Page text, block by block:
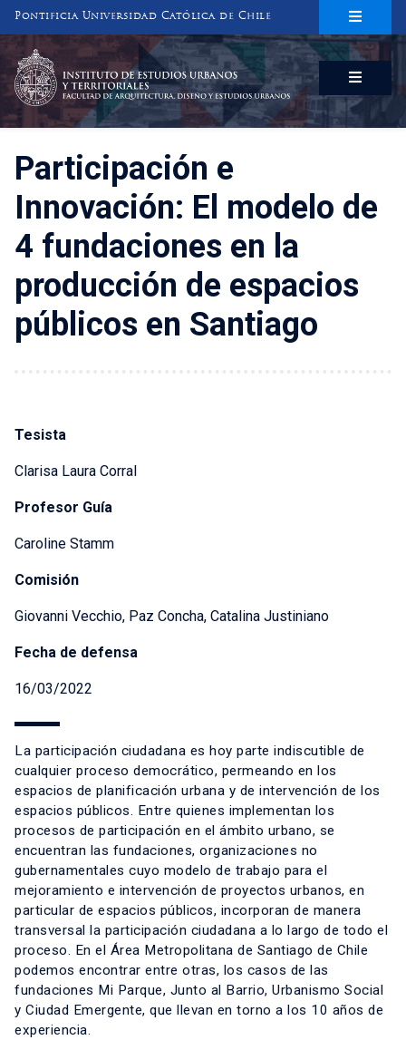
Pontificia Universidad Católica de Chile
INSTITUTO DE ESTUDIOS URBANOS
Y TERRITORIALES
FACULTAD DE ARQUITECTURA, DISEÑO Y ESTUDIOS URBANOS
Participación e
Innovación: El modelo de
4 fundaciones en la
producción de espacios
públicos en Santiago
Tesista
Clarisa Laura Corral
Profesor Guía
Caroline Stamm
Comisión
Giovanni Vecchio, Paz Concha, Catalina Justiniano
Fecha de defensa
16/03/2022
La participación ciudadana es hoy parte indiscutible de
cualquier proceso democrático, permeando en los
espacios de planificación urbana y de intervención de los
espacios públicos. Entre quienes implementan los
procesos de participación en el ámbito urbano, se
encuentran las fundaciones, organizaciones no
gubernamentales cuyo modelo de trabajo para el
mejoramiento e intervención de proyectos urbanos, en
particular de espacios públicos, incorporan de manera
transversal la participación ciudadana a lo largo de todo el
proceso. En el Área Metropolitana de Santiago de Chile
podemos encontrar entre otras, los casos de las
fundaciones Mi Parque, Junto al Barrio, Urbanismo Social
y Ciudad Emergente, que llevan en torno a los 10 años de
experiencia.